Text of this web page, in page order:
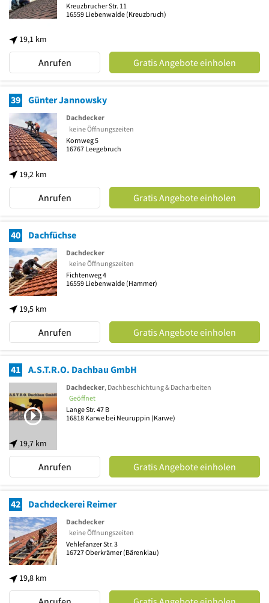
19,1 km
Kreuzbrucher Str. 11
16559 Liebenwalde (Kreuzbruch)
Anrufen Gratis Angebote einholen
39 Günter Jannowsky
19,2 km
Dachdecker
keine Öffnungszeiten
Kornweg 5
16767 Leegebruch
Anrufen Gratis Angebote einholen
40 Dachfüchse
19,5 km
Dachdecker
keine Öffnungszeiten
Fichtenweg 4
16559 Liebenwalde (Hammer)
Anrufen Gratis Angebote einholen
41 A.S.T.R.O. Dachbau GmbH
19,7 km
Dachdecker, Dachbeschichtung & Dacharbeiten
Geöffnet
Lange Str. 47 B
16818 Karwe bei Neuruppin (Karwe)
Anrufen Gratis Angebote einholen
42 Dachdeckerei Reimer
19,8 km
Dachdecker
keine Öffnungszeiten
Vehlefanzer Str. 3
16727Oberkrämer(Bärenklau)